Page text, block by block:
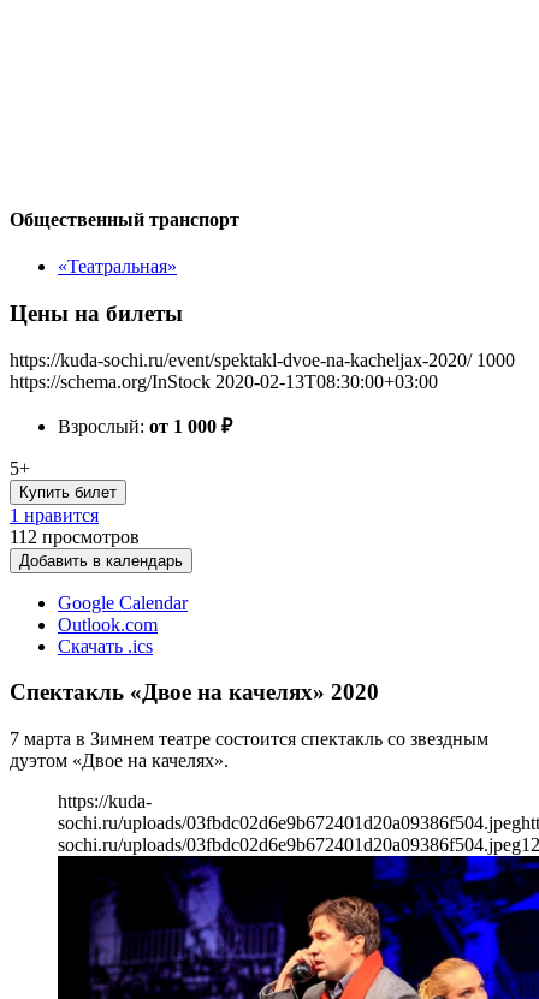
Общественный транспорт
«Театральная»
Цены на билеты
https://kuda-sochi.ru/event/spektakl-dvoe-na-kacheljax-2020/ 1000
https://schema.org/InStock 2020-02-13T08:30:00+03:00
Взрослый: от 1 000 ₽
5+
Купить билет
1 нравится
112 просмотров
Добавить в календарь
Google Calendar
Outlook.com
Скачать .ics
Спектакль «Двое на качелях» 2020
7 марта в Зимнем театре состоится спектакль со звездным
дуэтом «Двое на качелях».
https://kuda-
sochi.ru/uploads/03fbdc02d6e9b672401d20a09386f504.jpeg
sochi.ru/uploads/03fbdc02d6e9b672401d20a09386f504.jpeg